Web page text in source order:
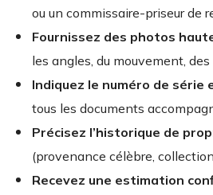
ou un commissaire-priseur de
Fournissez des photos
les angles, du mouvement, des
Indiquez le numéro de série
tous les documents
Précisez l’historique de
(provenance célèbre,
Recevez une estimation